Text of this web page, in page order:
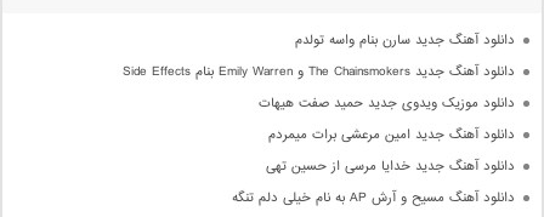
دانلود آهنگ جدید سارن بنام واسه تولدم
دانلود آهنگ جدید The Chainsmokers و Emily Warren بنام Side Effects
دانلود موزیک ویدوی جدید حمید صفت هیهات
دانلود آهنگ جدید امین مرعشی برات میمردم
دانلود آهنگ جدید خدایا مرسی از حسین تهی
دانلود آهنگ مسیح و آرش AP به نام خیلی دلم تنگه